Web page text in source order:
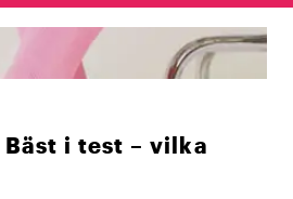
i test – vilka